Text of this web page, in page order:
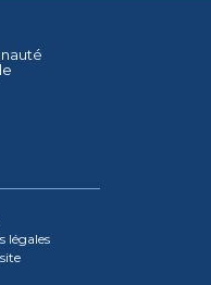
, le
légales